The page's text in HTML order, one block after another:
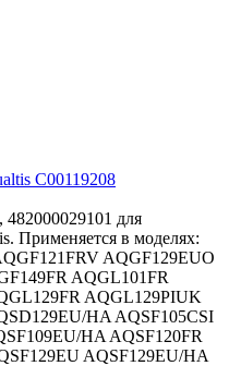
C00119208
для
Применяется в моделях:
AQGF129EUO
AQGL101FR
AQGL129PIUK
HA AQSF105CSI
HA AQSF120FR
AQSF129EU/HA